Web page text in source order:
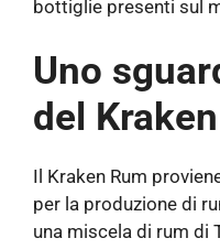
bottiglie presenti sul
Uno
del
Il Kraken Rum
per la produzione di
una miscela di rum di